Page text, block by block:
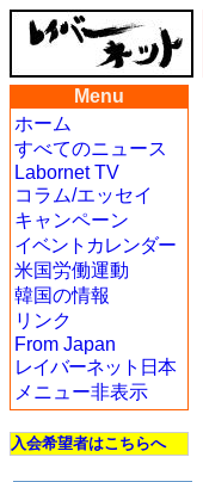
Menu
ホーム
すべてのニュース
Labornet TV
コラム/エッセイ
キャンペーン
イベントカレンダー
米国労働運動
韓国の情報
リンク
From Japan
レイバーネット日本
メニュー非表示
入会希望者はこちらへ